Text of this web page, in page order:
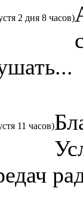
2 дня 8 часов)
11 часов)